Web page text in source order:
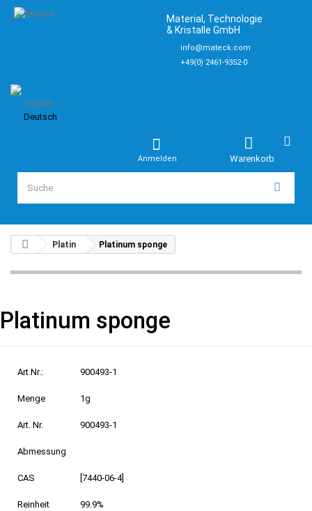
Material, Technologie
& Kristalle GmbH
info@mateck.com
+49(0) 2461-9352-0
English
Deutsch
Warenkorb
Anmelden
Platin Platinum sponge
Platinum sponge
Art.Nr.: 900493-1
Menge 1g
Art. Nr. 900493-1
Abmessung
CAS [7440-06-4]
Reinheit
99.9%